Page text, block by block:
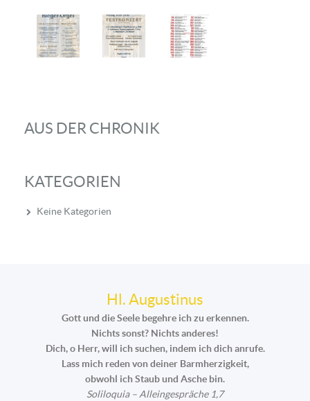
AUS DER CHRONIK
KATEGORIEN
Keine Kategorien
Hl. Augustinus
Gott und die Seele begehre ich zu erkennen.
Nichts sonst? Nichts anderes!
Dich, o Herr, will ich suchen, indem ich dich anrufe.
Lass mich reden von deiner Barmherzigkeit,
obwohl ich Staub und Asche bin.
Soliloquia – Alleingespräche 1,7